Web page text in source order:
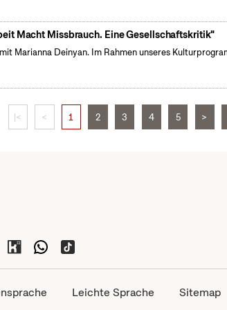
Macht Missbrauch. Eine Gesellschaftskritik"
Marianna Deinyan. Im Rahmen unseres
|< < 1 2 3 4 5 >
Leichte Sprache Sitemap